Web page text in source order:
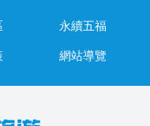
永續五福
網站導覽